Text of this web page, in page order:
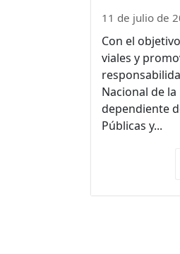
11 de julio de
Con el
viales y
Nacional de
dependiente
Públicas y...